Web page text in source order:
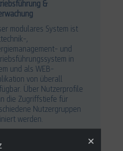
&
modulares System ist
,
und
in
und als WEB-
von überall
Über Nutzerprofile
die Zugriffstiefe für
Nutzergruppen
werden.